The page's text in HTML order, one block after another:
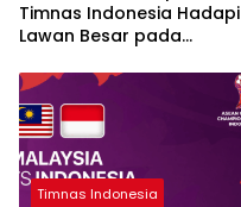
Timnas Indonesia Hadapi
Lawan Besar pada
Timnas Indonesia